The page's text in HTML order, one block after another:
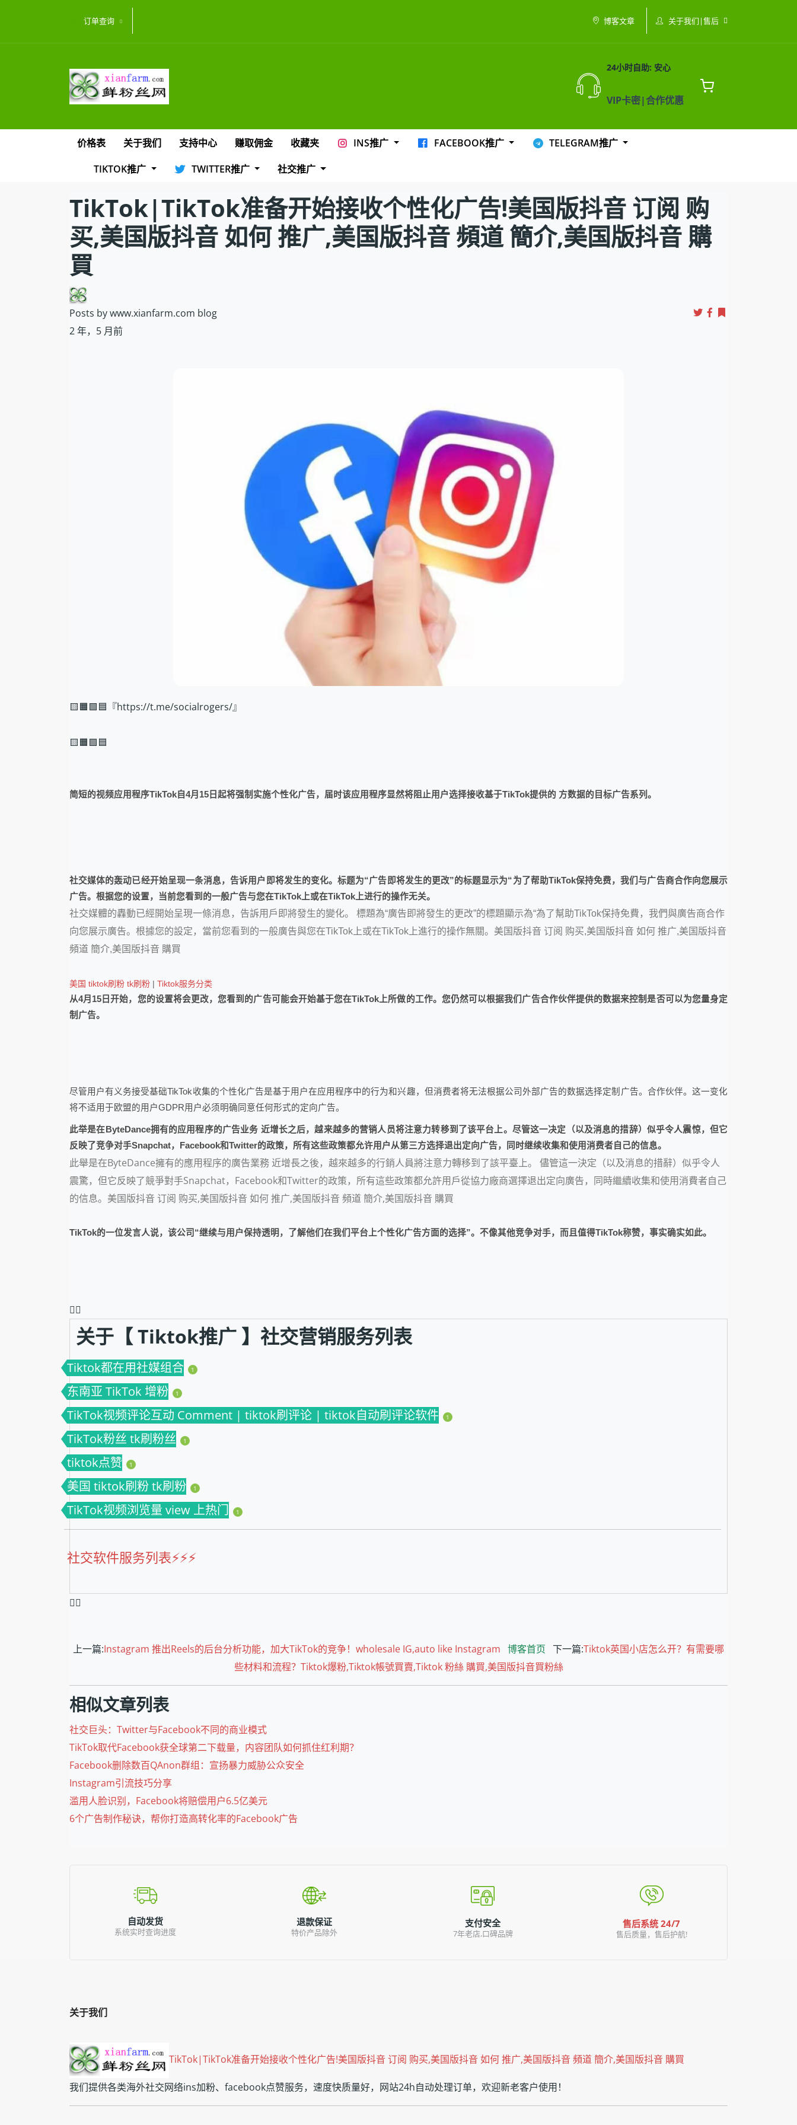
订单查询 博客文章 关于我们|售后
24小时自助: 安心
VIP卡密|合作优惠
价格表 关于我们 支持中心 赚取佣金 收藏夹 INS推广 FACEBOOK推广
TELEGRAM推广
TIKTOK推广
TWITTER推广 社交推广
TikTok|TikTok准备开始接收个性化广告!美国版抖音 订阅 购
买,美国版抖音 如何 推广,美国版抖音 頻道 簡介,美国版抖音 購
買
Posts by www.xianfarm.com blog
2 年，5 月前
🟨🟧🟩🟦『https://t.me/socialrogers/』
🟨🟧🟩🟦
简短的视频应用程序TikTok自4月15日起将强制实施个性化广告，届时该应用程序显然将阻止用户选择接收基于TikTok提供的 方数据的目标广告系列。
社交媒体的轰动已经开始呈现一条消息，告诉用户即将发生的变化。标题为“广告即将发生的更改”的标题显示为“为了帮助TikTok保持免费，我们与广告商合作向您展示
广告。根据您的设置，当前您看到的一般广告与您在TikTok上或在TikTok上进行的操作无关。
社交媒體的轟動已經開始呈現一條消息，告訴用戶即將發生的變化。 標題為“廣告即將發生的更改”的標題顯示為“為了幫助TikTok保持免費，我們與廣告商合作
向您展示廣告。根據您的設定，當前您看到的一般廣告與您在TikTok上或在TikTok上進行的操作無關。美国版抖音 订阅 购买,美国版抖音 如何 推广,美国版抖音
頻道 簡介,美国版抖音 購買
美国 tiktok刷粉 tk刷粉 | Tiktok服务分类
从4月15日开始，您的设置将会更改，您看到的广告可能会开始基于您在TikTok上所做的工作。您仍然可以根据我们广告合作伙伴提供的数据来控制是否可以为您量身定
制广告。
尽管用户有义务接受基础TikTok收集的个性化广告是基于用户在应用程序中的行为和兴趣，但消费者将无法根据公司外部广告的数据选择定制广告。合作伙伴。这一变化
将不适用于欧盟的用户GDPR用户必须明确同意任何形式的定向广告。
此举是在ByteDance拥有的应用程序的广告业务 近增长之后，越来越多的营销人员将注意力转移到了该平台上。尽管这一决定（以及消息的措辞）似乎令人震惊，但它
反映了竞争对手Snapchat，Facebook和Twitter的政策，所有这些政策都允许用户从第三方选择退出定向广告，同时继续收集和使用消费者自己的信息。
此舉是在ByteDance擁有的應用程序的廣告業務 近增長之後，越來越多的行銷人員將注意力轉移到了該平臺上。 儘管這一決定（以及消息的措辭）似乎令人
震驚，但它反映了競爭對手Snapchat，Facebook和Twitter的政策，所有這些政策都允許用戶從協力廠商選擇退出定向廣告，同時繼續收集和使用消費者自己
的信息。美国版抖音 订阅 购买,美国版抖音 如何 推广,美国版抖音 頻道 簡介,美国版抖音 購買
TikTok的一位发言人说，该公司“继续与用户保持透明，了解他们在我们平台上个性化广告方面的选择”。不像其他竞争对手，而且值得TikTok称赞，事实确实如此。
❤️‍🔥
关于【 Tiktok推广 】社交营销服务列表
Tiktok都在用社媒组合 1
东南亚 TikTok 增粉 1
TikTok视频评论互动 Comment | tiktok刷评论 | tiktok自动刷评论软件 1
TikTok粉丝 tk刷粉丝 1
tiktok点赞 1
美国 tiktok刷粉 tk刷粉 1
TikTok视频浏览量 view 上热门 1
社交软件服务列表⚡️⚡️⚡️
❤️‍🔥
上一篇:Instagram 推出Reels的后台分析功能，加大TikTok的竞争！wholesale IG,auto like Instagram 博客首页 下一篇:Tiktok英国小店怎么开？有需要哪
些材料和流程？Tiktok爆粉,Tiktok帳號買賣,Tiktok 粉絲 購買,美国版抖音買粉絲
相似文章列表
社交巨头：Twitter与Facebook不同的商业模式
TikTok取代Facebook获全球第二下载量，内容团队如何抓住红利期？
Facebook删除数百QAnon群组：宣扬暴力威胁公众安全
Instagram引流技巧分享
滥用人脸识别，Facebook将赔偿用户6.5亿美元
6个广告制作秘诀，帮你打造高转化率的Facebook广告
自动发货
系统实时查询进度
退款保证
特价产品除外
支付安全
7年老店,口碑品牌
售后系统 24/7
售后质量，售后护航!
关于我们
TikTok|TikTok准备开始接收个性化广告!美国版抖音 订阅 购买,美国版抖音 如何 推广,美国版抖音 頻道 簡介,美国版抖音 購買
我们提供各类海外社交网络ins加粉、facebook点赞服务，速度快质量好，网站24h自动处理订单，欢迎新老客户使用！